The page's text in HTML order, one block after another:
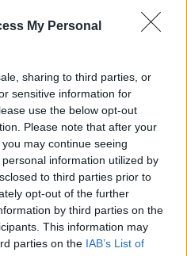
My Personal
sharing to third parties, or
sensitive information for
use the below opt-out
Please note that after your
may continue seeing
information utilized by
to third parties prior to
opt-out of the further
by third parties on the
This information may
parties on the IAB’s List of
në 50 mijë trupa nga
Koreja e Veriut
Sulmet ruse godasin
zonat pranë Kievit, vriten
tre persona, përfshirë një
fëmijë